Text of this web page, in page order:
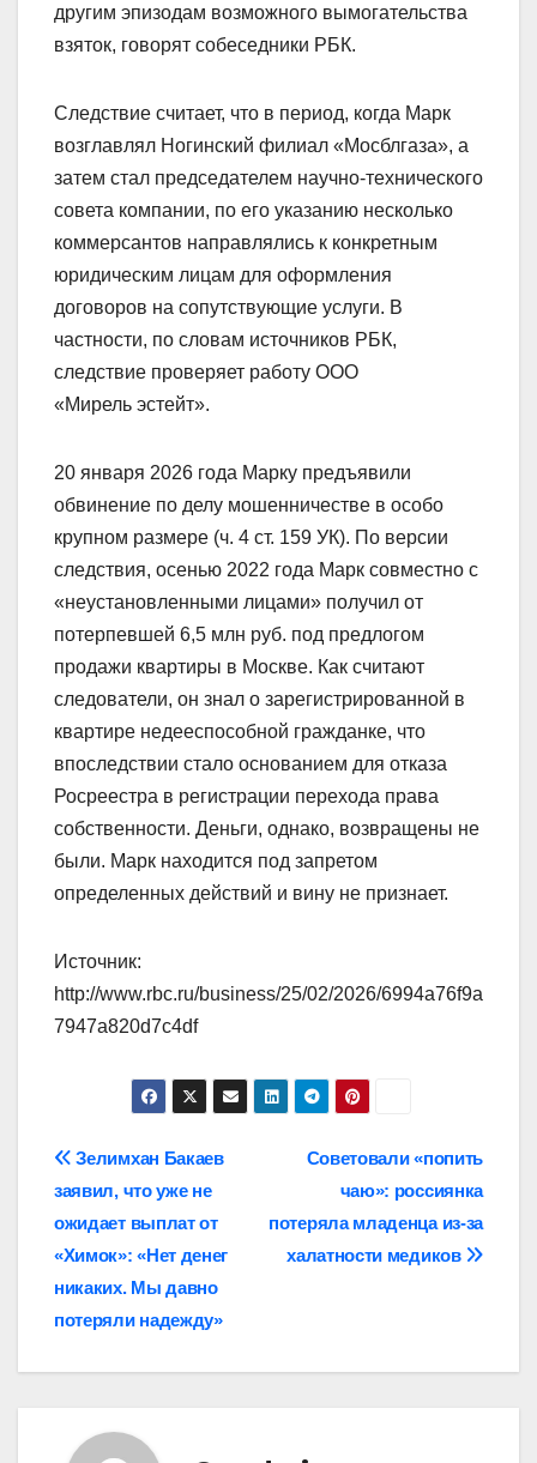
другим эпизодам возможного вымогательства
взяток, говорят собеседники РБК.
Следствие считает, что в период, когда Марк
возглавлял Ногинский филиал «Мосблгаза», а
затем стал председателем научно-технического
совета компании, по его указанию несколько
коммерсантов направлялись к конкретным
юридическим лицам для оформления
договоров на сопутствующие услуги. В
частности, по словам источников РБК,
следствие проверяет работу ООО
«Мирель эстейт».
20 января 2026 года Марку предъявили
обвинение по делу мошенничестве в особо
крупном размере (ч. 4 ст. 159 УК). По версии
следствия, осенью 2022 года Марк совместно с
«неустановленными лицами» получил от
потерпевшей 6,5 млн руб. под предлогом
продажи квартиры в Москве. Как считают
следователи, он знал о зарегистрированной в
квартире недееспособной гражданке, что
впоследствии стало основанием для отказа
Росреестра в регистрации перехода права
собственности. Деньги, однако, возвращены не
были. Марк находится под запретом
определенных действий и вину не признает.
Источник:
http://www.rbc.ru/business/25/02/2026/6994a76f9a
7947a820d7c4df
Навигация
по
записям
Советовали «попить
чаю»: россиянка
потеряла младенца из-за
халатности медиков
Зелимхан Бакаев
заявил, что уже не
ожидает выплат от
«Химок»: «Нет денег
никаких. Мы давно
потеряли надежду»